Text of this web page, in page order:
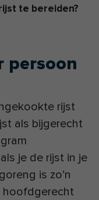
te bereiden?
persoon
rijst
als bijgerecht
je de rijst in je
is zo’n
hoofdgerecht